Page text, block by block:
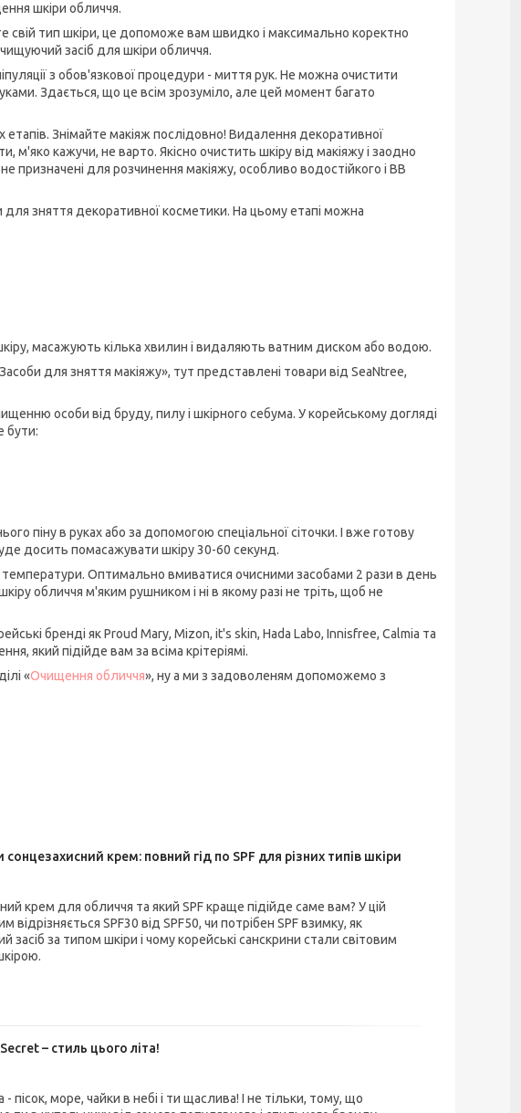
шкіри обличчя.
свій тип шкіри, це допоможе вам швидко і максимально коректно
засіб для шкіри обличчя.
з обов'язкової процедури - миття рук. Не можна очистити
Здається, що це всім зрозуміло, але цей момент багато
Знімайте макіяж послідовно! Видалення декоративної
м'яко кажучи, не варто. Якісно очистить шкіру від макіяжу і заодно
призначені для розчинення макіяжу, особливо водостійкого і ВВ
зняття декоративної косметики. На цьому етапі можна
масажують кілька хвилин і видаляють ватним диском або водою.
для зняття макіяжу», тут представлені товари від SeaNtree,
особи від бруду, пилу і шкірного себума. У корейському догляді
бути:
піну в руках або за допомогою спеціальної сіточки. І вже готову
досить помасажувати шкіру 30-60 секунд.
Оптимально вмиватися очисними засобами 2 рази в день
обличчя м'яким рушником і ні в якому разі не тріть, щоб не
бренді як Proud Mary, Mizon, it's skin, Hada Labo, Innisfree, Calmia та
який підійде вам за всіма крітеріямі.
«Очищення обличчя», ну а ми з задоволеням допоможемо з
крем: повний гід по SPF для різних типів шкіри
крем для обличчя та який SPF краще підійде саме вам? У цій
відрізняється SPF30 від SPF50, чи потрібен SPF взимку, як
засіб за типом шкіри і чому корейські санскрини стали світовим
– стиль цього літа!
пісок, море, чайки в небі і ти щаслива! І не тільки, тому, що